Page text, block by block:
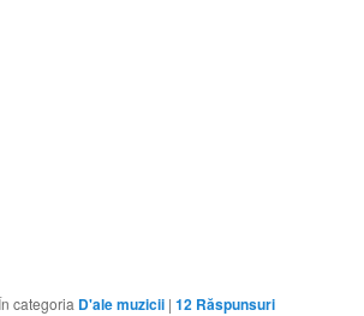
categoria D'ale muzicii | 12 Răspunsuri